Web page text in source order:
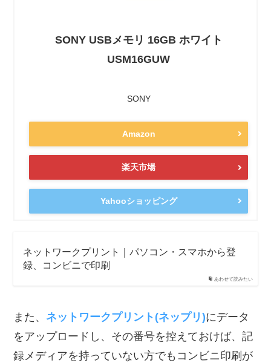
SONY USBメモリ 16GB ホワイト
USM16GUW
SONY
Amazon
楽天市場
Yahooショッピング
あわせて読みたい
ネットワークプリント｜パソコン・スマホから登
録、コンビニで印刷
また、 ネットワークプリント(ネップリ)にデータ
をアップロードし、その番号を控えておけば、記
録メディアを持っていない方でもコンビニ印刷が